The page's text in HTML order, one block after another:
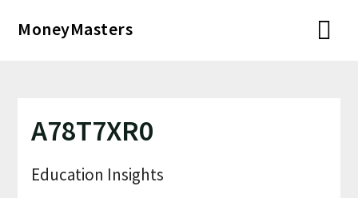
MoneyMasters
A78T7XR0
Education Insights